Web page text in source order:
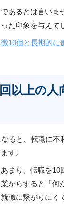
あるとは言いま
た印象を与えて
10個と長期的に
以上の人
ると、転職に不
す。
まり、転職を10
からすると「何
職に繋がりにく